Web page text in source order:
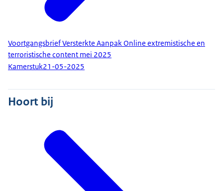
Voortgangsbrief Versterkte Aanpak Online extremistische en
terroristische content mei 2025
Kamerstuk21-05-2025
Hoort bij